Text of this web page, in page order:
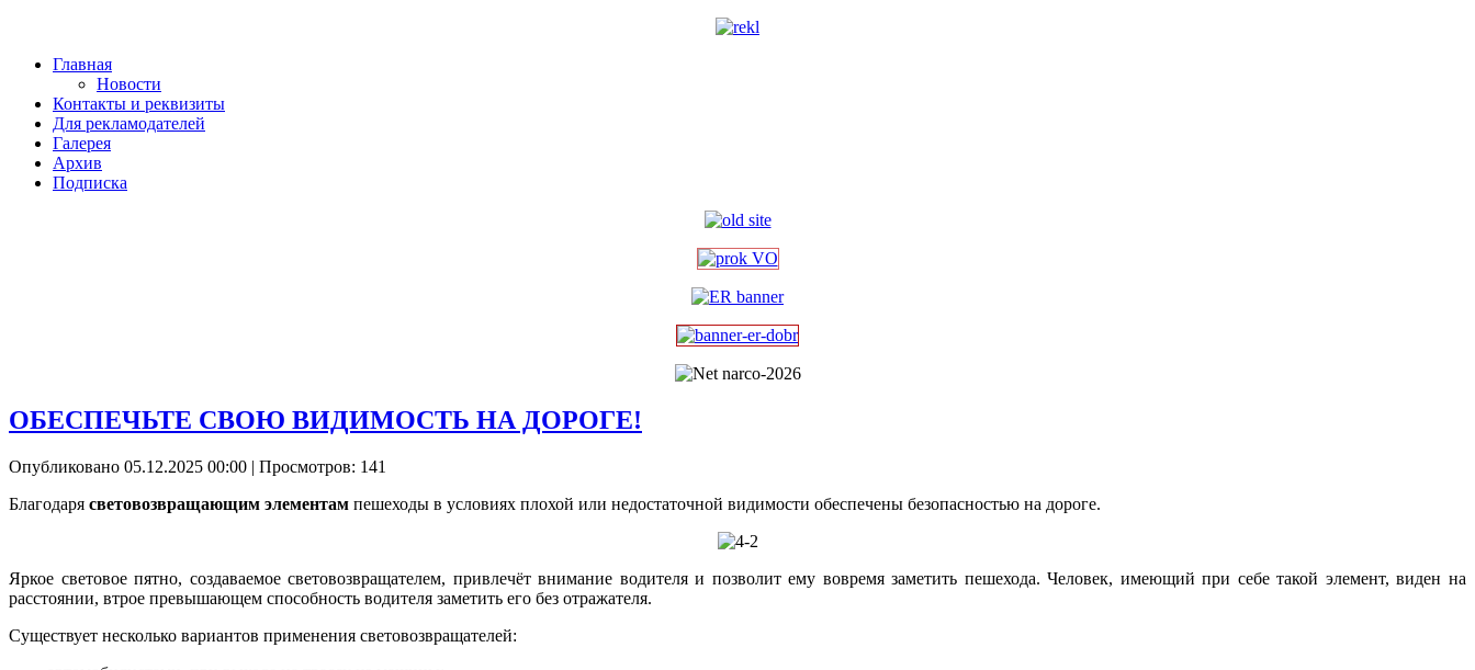
Главная
Новости
Контакты и реквизиты
Для рекламодателей
Галерея
Архив
Подписка
ОБЕСПЕЧЬТЕ СВОЮ ВИДИМОСТЬ НА ДОРОГЕ!
Опубликовано 05.12.2025 00:00 | Просмотров: 141
Благодаря световозвращающим элементам пешеходы в условиях плохой или недостаточной видимости обеспечены безопасностью на дороге.
Яркое световое пятно, создаваемое световозвращателем, привлечёт внимание водителя и позволит ему вовремя заметить пешехода. Человек, имеющий при себе такой элемент, виден на
расстоянии, втрое превышающем способность водителя заметить его без отражателя.
Существует несколько вариантов применения световозвращателей: